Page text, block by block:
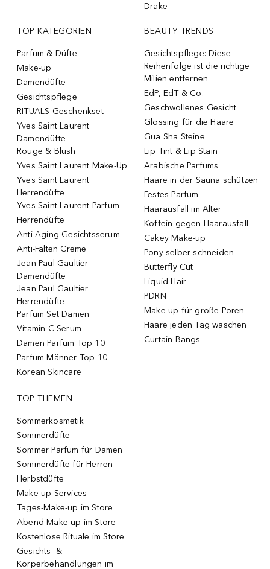
Drake
TOP KATEGORIEN
Parfüm & Düfte
Make-up
Damendüfte
Gesichtspflege
RITUALS Geschenkset
Yves Saint Laurent
Damendüfte
Rouge & Blush
Yves Saint Laurent Make-Up
Yves Saint Laurent
Herrendüfte
Yves Saint Laurent Parfum
Herrendüfte
Anti-Aging Gesichtsserum
Anti-Falten Creme
Jean Paul Gaultier
Damendüfte
Jean Paul Gaultier
Herrendüfte
Parfum Set Damen
Vitamin C Serum
Damen Parfum Top 10
Parfum Männer Top 10
Korean Skincare
BEAUTY TRENDS
Gesichtspflege: Diese
Reihenfolge ist die richtige
Milien entfernen
EdP, EdT & Co.
Geschwollenes Gesicht
Glossing für die Haare
Gua Sha Steine
Lip Tint & Lip Stain
Arabische Parfums
Haare in der Sauna schützen
Festes Parfum
Haarausfall im Alter
Koffein gegen Haarausfall
Cakey Make-up
Pony selber schneiden
Butterfly Cut
Liquid Hair
PDRN
Make-up für große Poren
Haare jeden Tag waschen
Curtain Bangs
TOP THEMEN
Sommerkosmetik
Sommerdüfte
Sommer Parfum für Damen
Sommerdüfte für Herren
Herbstdüfte
Make-up-Services
Tages-Make-up im Store
Abend-Make-up im Store
Kostenlose Rituale im Store
Gesichts- &
Körperbehandlungen im